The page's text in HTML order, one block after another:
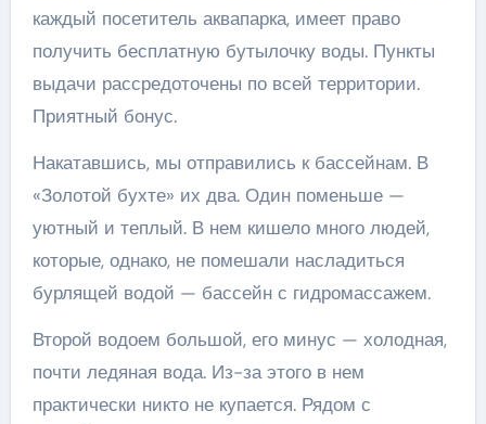
каждый посетитель аквапарка, имеет право
получить бесплатную бутылочку воды. Пункты
выдачи рассредоточены по всей территории.
Приятный бонус.
Накатавшись, мы отправились к бассейнам. В
«Золотой бухте» их два. Один поменьше —
уютный и теплый. В нем кишело много людей,
которые, однако, не помешали насладиться
бурлящей водой — бассейн с гидромассажем.
Второй водоем большой, его минус — холодная,
почти ледяная вода. Из-за этого в нем
практически никто не купается. Рядом с